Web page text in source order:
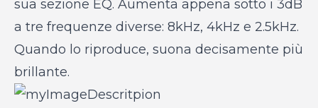
sua sezione EQ. Aumenta appena sotto i 3dB
a tre frequenze diverse: 8kHz, 4kHz e 2.5kHz.
Quando lo riproduce, suona decisamente più
brillante.